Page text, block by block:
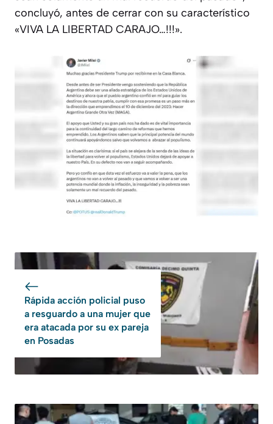
concluyó, antes de cerrar con su característico
«VIVA LA LIBERTAD CARAJO…!!!».
Rápida acción policial puso
a resguardo a una mujer que
era atacada por su ex pareja
en Posadas